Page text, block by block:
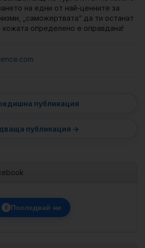
на едни от най-ценните за
„саможертвата“ да ти останат
кожата определено е оправдана!
f Последвай ни